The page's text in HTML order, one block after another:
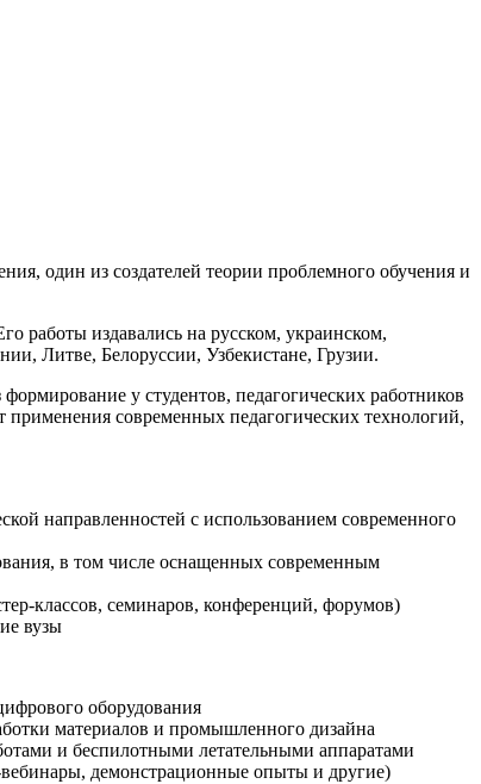
один из создателей теории проблемного обучения и
работы издавались на русском, украинском,
Литве, Белоруссии, Узбекистане, Грузии.
у студентов, педагогических работников
применения современных педагогических технологий,
направленностей с использованием современного
в том числе оснащенных современным
классов, семинаров, конференций, форумов)
вузы
оборудования
материалов и промышленного дизайна
и беспилотными летательными аппаратами
вебинары, демонстрационные опыты и другие)